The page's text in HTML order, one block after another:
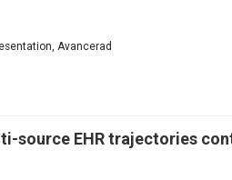
Avancerad
source EHR trajectories